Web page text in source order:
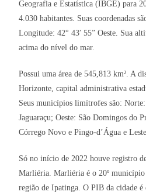
Geografia e Estatística (IBGE) para
4.030 habitantes. Suas coordenadas
Longitude: 42° 43′ 55” Oeste. Sua
acima do nível do mar.
Possui uma área de 545,813 km². A
Horizonte, capital administrativa
Seus municípios limítrofes são:
Jaguaraçu; Oeste: São Domingos do
Córrego Novo e Pingo-d’Água e
Só no início de 2022 houve registro
Marliéria. Marliéria é o 20º município
região de Ipatinga. O PIB da cidade